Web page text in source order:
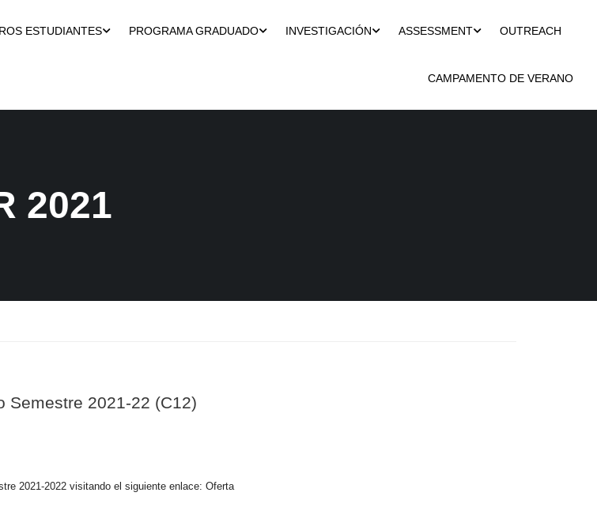
ESTUDIANTES PROGRAMA GRADUADO INVESTIGACIÓN ASSESSMENT OUTREACH
CAMPAMENTO DE VERANO
2021
Semestre 2021-22 (C12)
2021-2022 visitando el siguiente enlace: Oferta